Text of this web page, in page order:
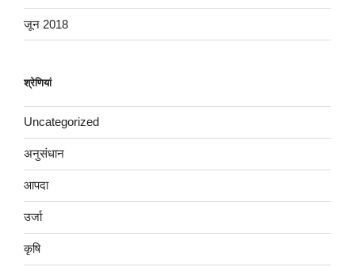
जून 2018
श्रेणियां
Uncategorized
अनुसंधान
आपदा
उर्जा
कृषि